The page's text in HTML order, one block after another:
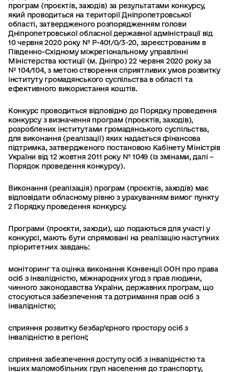
програм (проєктів, заходів) за результатами конкурсу,
який проводиться на території Дніпропетровської
області, затвердженого розпорядженням голови
Дніпропетровської обласної державної адміністрації від
10 червня 2020 року № Р-401/0/3-20, зареєстрованим в
Південно-Східному міжрегіональному управлінні
Міністерства юстиції (м. Дніпро) 22 червня 2020 року за
№ 104/104, з метою створення сприятливих умов розвитку
інституту громадянського суспільства в області та
ефективного використання коштів.
Конкурс проводиться відповідно до Порядку проведення
конкурсу з визначення програм (проєктів, заходів),
розроблених інститутами громадянського суспільства,
для виконання (реалізації) яких надається фінансова
підтримка, затвердженого постановою Кабінету Міністрів
України від 12 жовтня 2011 року № 1049 (із змінами, далі –
Порядок проведення конкурсу).
Виконання (реалізація) програм (проєктів, заходів) має
відповідати обласному рівню з урахуванням вимог пункту
2 Порядку проведення конкурсу.
Програми (проєкти, заходи), що подаються для участі у
конкурсі, мають бути спрямовані на реалізацію наступних
пріоритетних завдань:
моніторинг та оцінка виконання Конвенції ООН про права
осіб з інвалідністю, міжнародних угод з прав людини,
чинного законодавства України, державних програм, що
стосуються забезпечення та дотримання прав осіб з
інвалідністю;
сприяння розвитку безбар’єрного простору осіб з
інвалідністю в регіоні;
сприяння забезпечення доступу осіб з інвалідністю та
інших маломобільних груп населення до транспорту,